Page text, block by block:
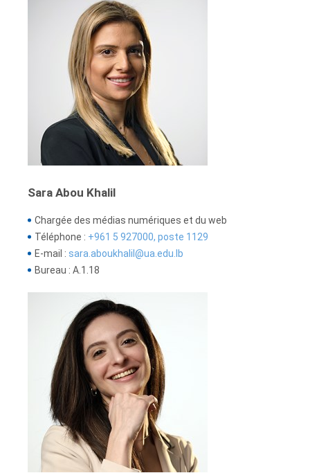
Sara Abou Khalil
Chargée des médias numériques et du web
Téléphone : +961 5 927000, poste 1129
E-mail : sara.aboukhalil@ua.edu.lb
Bureau : A.1.18